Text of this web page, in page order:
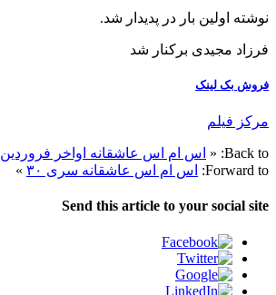
نوشته اولین بار در پدیدار شد.
فرزاد مجیدی برکنار شد
فروش بک لینک
مرکز فیلم
Back to:
« اس ام اس عاشقانه اواخر فروردین ۹۵
Forward to:
اس ام اس عاشقانه سری ۳۰ »
Send this article to your social site